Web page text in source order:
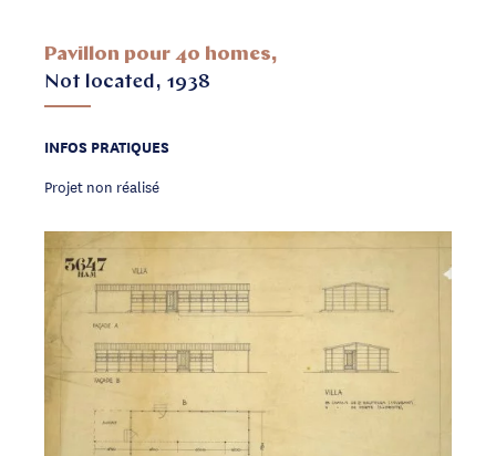
Pavillon pour 40 homes,
Not located, 1938
INFOS PRATIQUES
Projet non réalisé